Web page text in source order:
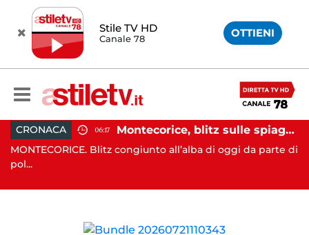
Stile TV HD
Canale 78 OTTIENI
CRONACA 06:17 Montecorice, blitz sulle spiagge libere: sequestrati oltre 300 ombrelloni e lettini lasciati sull’arenile
MONTECORICE. Blitz congiunto all’alba di oggi da parte di
pol...